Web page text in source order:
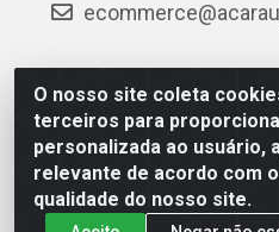
O nosso site coleta
terceiros para
personalizada ao usuário,
relevante de acordo com
qualidade do nosso site.
AC Araujo Distribuidora -
São Cristóvão, Rio de
CNPJ